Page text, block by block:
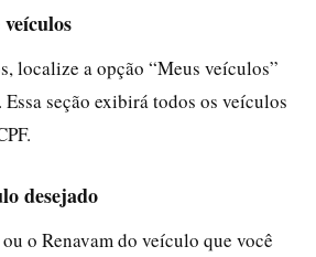
localize a opção “Meus veículos”
seção exibirá todos os veículos
desejado
o Renavam do veículo que você